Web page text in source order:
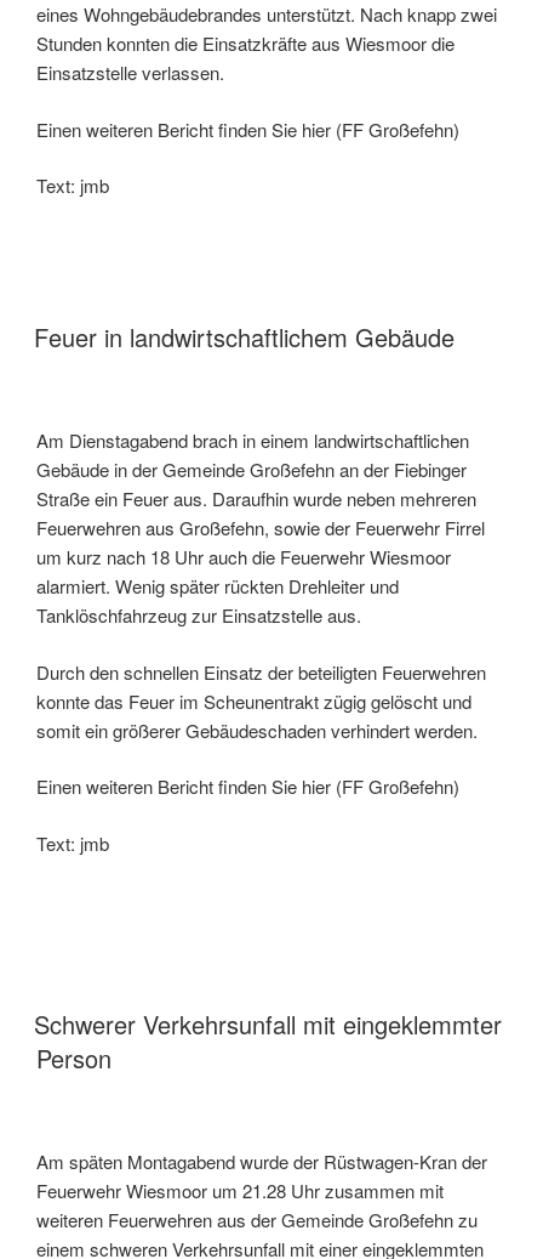
eines Wohngebäudebrandes unterstützt. Nach knapp zwei
Stunden konnten die Einsatzkräfte aus Wiesmoor die
Einsatzstelle verlassen.
Einen weiteren Bericht finden Sie hier (FF Großefehn)
Text: jmb
Feuer in landwirtschaftlichem Gebäude
Am Dienstagabend brach in einem landwirtschaftlichen
Gebäude in der Gemeinde Großefehn an der Fiebinger
Straße ein Feuer aus. Daraufhin wurde neben mehreren
Feuerwehren aus Großefehn, sowie der Feuerwehr Firrel
um kurz nach 18 Uhr auch die Feuerwehr Wiesmoor
alarmiert. Wenig später rückten Drehleiter und
Tanklöschfahrzeug zur Einsatzstelle aus.
Durch den schnellen Einsatz der beteiligten Feuerwehren
konnte das Feuer im Scheunentrakt zügig gelöscht und
somit ein größerer Gebäudeschaden verhindert werden.
Einen weiteren Bericht finden Sie hier (FF Großefehn)
Text: jmb
Schwerer Verkehrsunfall mit eingeklemmter
Person
Am späten Montagabend wurde der Rüstwagen-Kran der
Feuerwehr Wiesmoor um 21.28 Uhr zusammen mit
weiteren Feuerwehren aus der Gemeinde Großefehn zu
einem schweren Verkehrsunfall mit einer eingeklemmten